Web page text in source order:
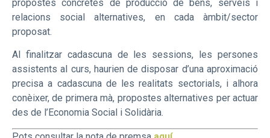
propostes concretes de producció de béns, serveis i
relacions social alternatives, en cada àmbit/sector
proposat.
Al finalitzar cadascuna de les sessions, les persones
assistents al curs, haurien de disposar d’una aproximació
precisa a cadascuna de les realitats sectorials, i alhora
conèixer, de primera mà, propostes alternatives per actuar
des de l’Economia Social i Solidària.